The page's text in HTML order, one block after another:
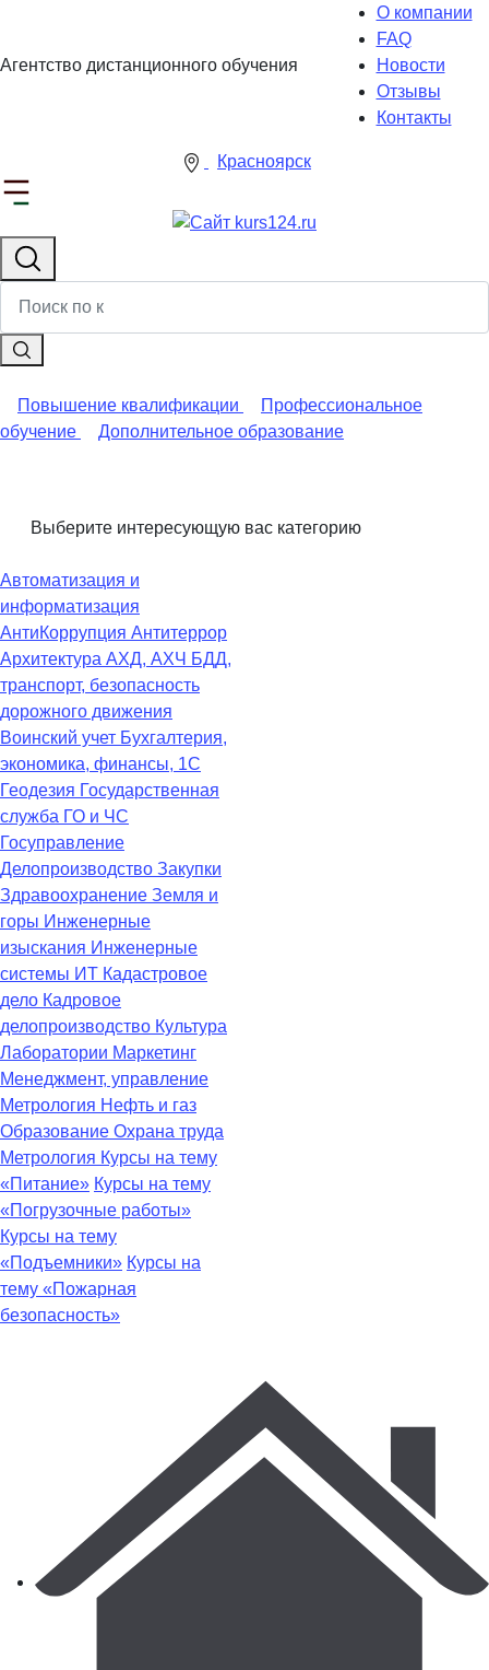
Агентство дистанционного обучения
О компании
FAQ
Новости
Отзывы
Контакты
Красноярск
Повышение квалификации
Профессиональное
обучение
Дополнительное образование
Выберите интересующую вас категорию
Автоматизация и
информатизация
АнтиКоррупция Антитеррор
Архитектура АХД, АХЧ БДД,
транспорт, безопасность
дорожного движения
Воинский учет Бухгалтерия,
экономика, финансы, 1С
Геодезия Государственная
служба ГО и ЧС
Госуправление
Делопроизводство Закупки
Здравоохранение Земля и
горы Инженерные
изыскания Инженерные
системы ИТ Кадастровое
дело Кадровое
делопроизводство Культура
Лаборатории Маркетинг
Менеджмент, управление
Метрология Нефть и газ
Образование Охрана труда
Метрология Курсы на тему
«Питание» Курсы на тему
«Погрузочные работы»
Курсы на тему
«Подъемники» Курсы на
тему «Пожарная
безопасность»